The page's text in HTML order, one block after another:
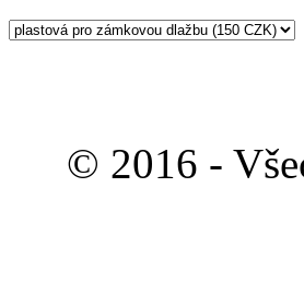
© 2016 -